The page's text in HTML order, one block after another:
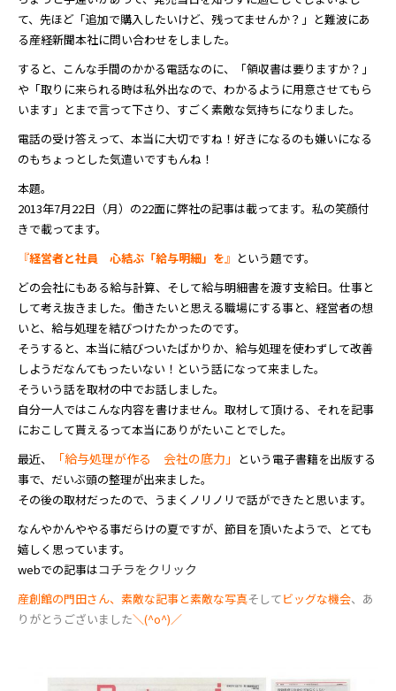
て、先ほど「追加で購入したいけど、残ってませんか？」と難波にあ
る産経新聞本社に問い合わせをしました。
すると、こんな手間のかかる電話なのに、「領収書は要りますか？」
や「取りに来られる時は私外出なので、わかるように用意させてもら
います」とまで言って下さり、すごく素敵な気持ちになりました。
電話の受け答えって、本当に大切ですね！好きになるのも嫌いになる
のもちょっとした気遣いですもんね！
本題。
2013年7月22日（月）の22面に弊社の記事は載ってます。私の笑顔付
きで載ってます。
『経営者と社員 心結ぶ「給与明細」を 』 という題です。
どの会社にもある給与計算、そして給与明細書を渡す支給日。仕事と
して考え抜きました。働きたいと思える職場にする事と、経営者の想
いと、給与処理を結びつけたかったのです。
そうすると、本当に結びついたばかりか、給与処理を使わずして改善
しようだなんてもったいない！という話になって来ました。
そういう話を取材の中でお話しました。
自分一人ではこんな内容を書けません。取材して頂ける、それを記事
におこして貰えるって本当にありがたいことでした。
最近、
「給与処理が作る 会社の底力」
という電子書籍を出版する
事で、だいぶ頭の整理が出来ました。
その後の取材だったので、うまくノリノリで話ができたと思います。
なんやかんややる事だらけの夏ですが、節目を頂いたようで、とても
嬉しく思っています。
webでの記事はコチラをクリック
産創館の門田さん、素敵な記事と素敵な写真そしてビッグな機会、あ
りがとうございました＼(^o^)／